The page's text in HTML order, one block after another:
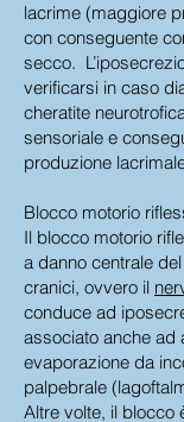
lacrime (maggiore
con conseguente
secco.
verificarsi in caso
cheratite
sensoriale e
produzione
Blocco motorio
Il blocco motorio
a danno centrale
cranici, ovvero il
conduce ad
associato anche ad
evaporazione da
palpebrale
Altre volte, il blocco